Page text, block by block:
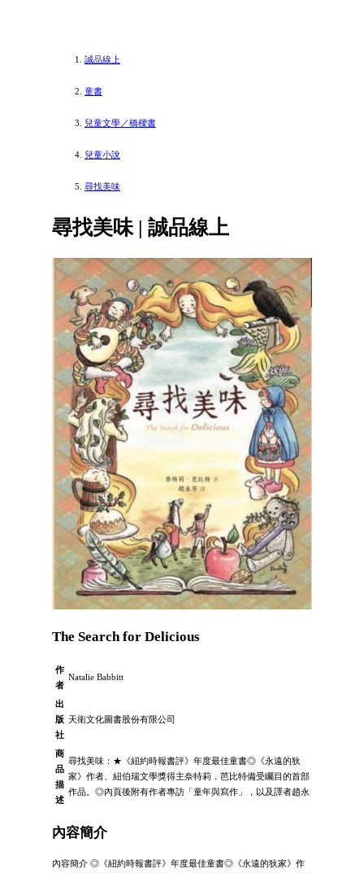
誠品線上
童書
兒童文學／橋樑書
兒童小說
尋找美味
尋找美味 | 誠品線上
The Search for Delicious
作
者
Natalie Babbitt
出
版
社
天衛文化圖書股份有限公司
商
品
描
述
尋找美味：★《紐約時報書評》年度最佳童書◎《永遠的狄
家》作者、紐伯瑞文學獎得主奈特莉．芭比特備受矚目的首部
作品。◎內頁後附有作者專訪「童年與寫作」，以及譯者趙永
內容簡介
內容簡介 ◎《紐約時報書評》年度最佳童書◎《永遠的狄家》作